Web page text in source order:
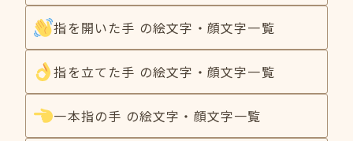
指を開いた手 の絵文字・顔文字一覧
指を立てた手 の絵文字・顔文字一覧
一本指の手 の絵文字・顔文字一覧